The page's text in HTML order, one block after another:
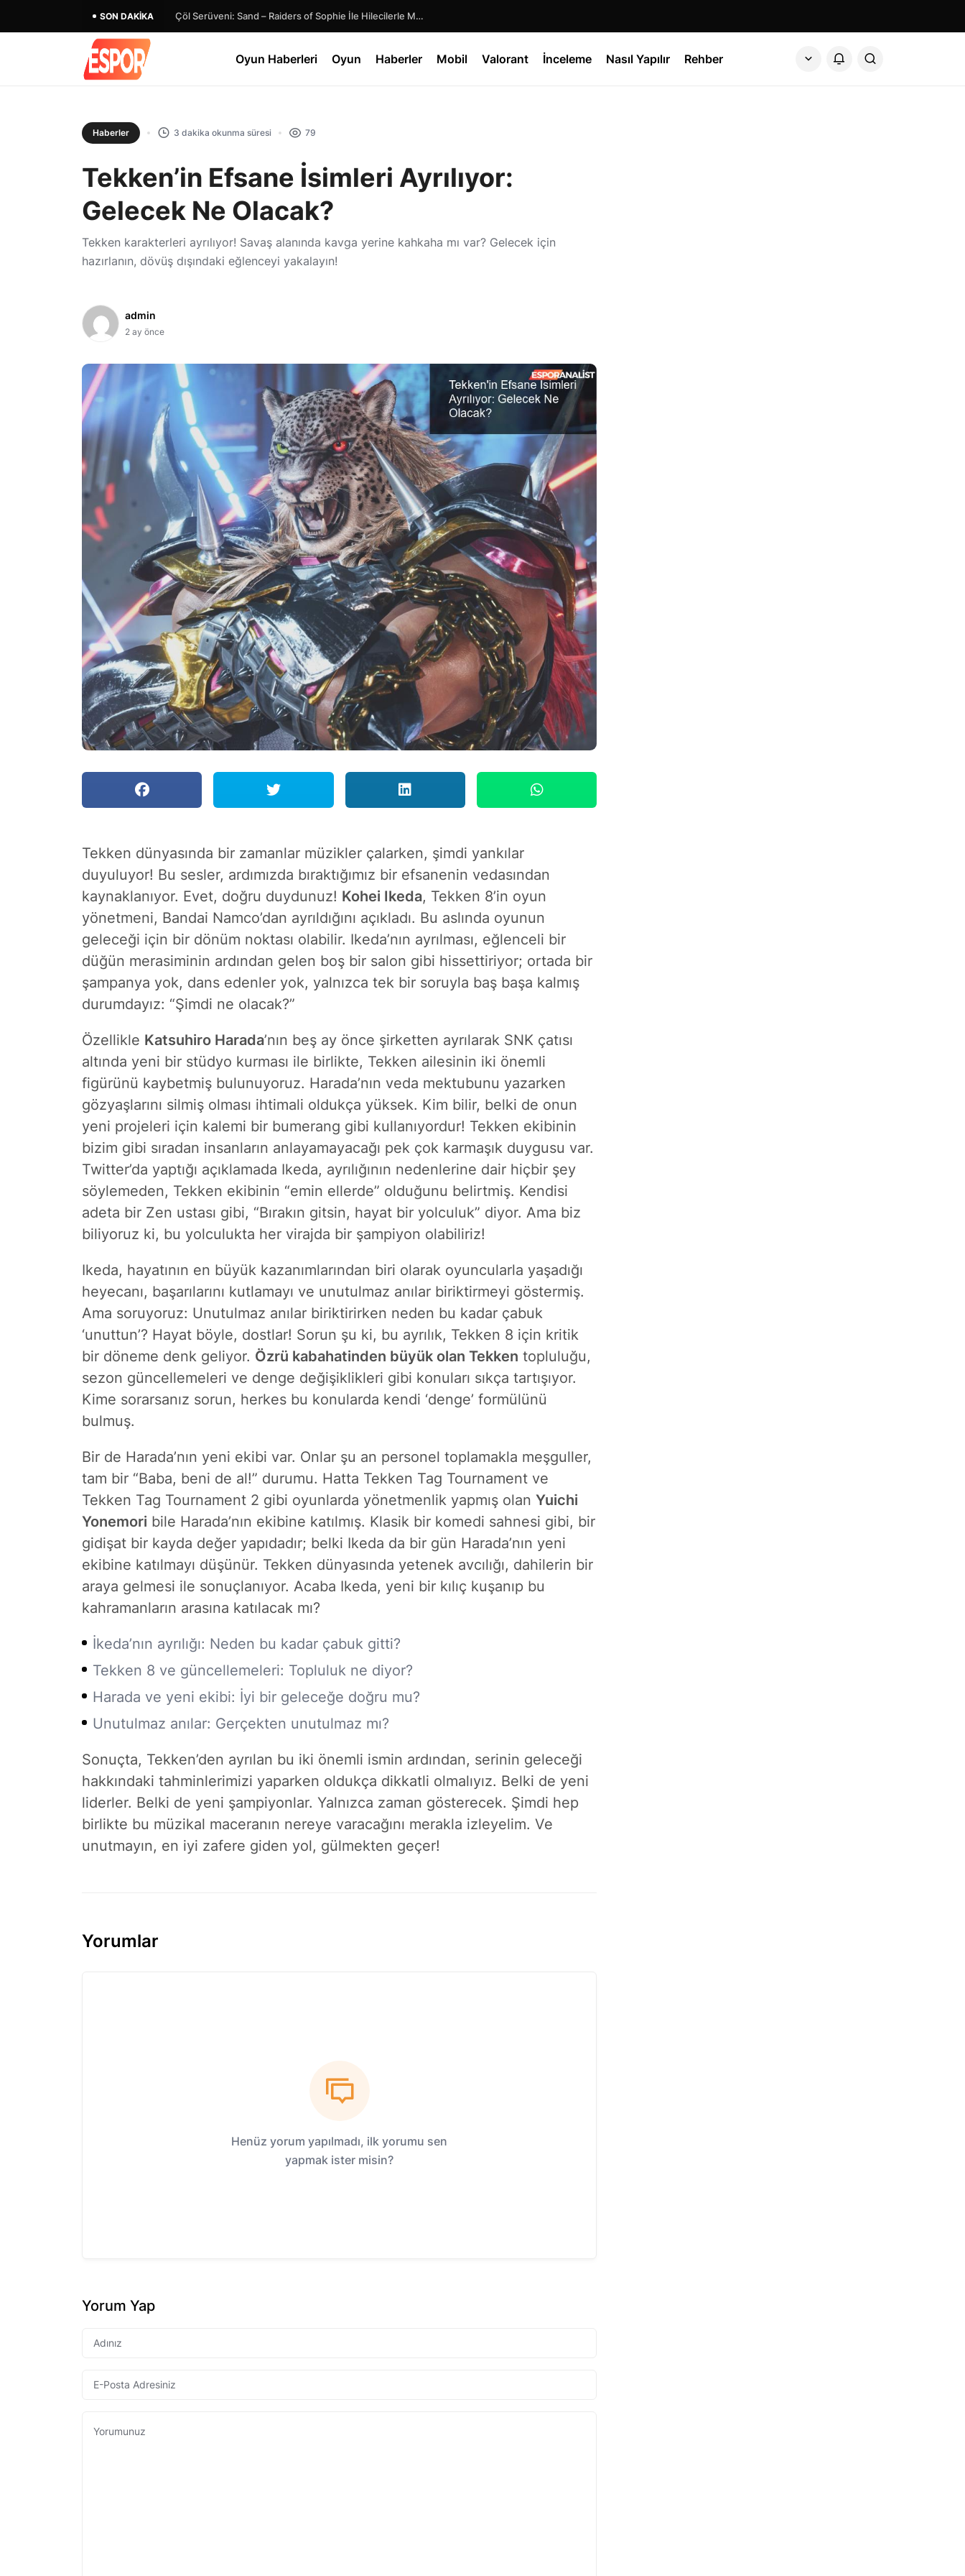
SON DAKIKA Danganronpa 2×2: Heyecan Verici Erteleme ve Yenilikler
Oyun Haberleri Oyun Haberler Mobil Valorant İnceleme Nasıl Yapılır Rehber
Haberler 3 dakika okunma süresi 79
Tekken’in Efsane İsimleri Ayrılıyor:
Gelecek Ne Olacak?
Tekken karakterleri ayrılıyor! Savaş alanında kavga yerine kahkaha mı var? Gelecek için
hazırlanın, dövüş dışındaki eğlenceyi yakalayın!
admin
2 ay önce
Tekken dünyasında bir zamanlar müzikler çalarken, şimdi yankılar
duyuluyor! Bu sesler, ardımızda bıraktığımız bir efsanenin vedasından
kaynaklanıyor. Evet, doğru duydunuz! Kohei Ikeda, Tekken 8’in oyun
yönetmeni, Bandai Namco’dan ayrıldığını açıkladı. Bu aslında oyunun
geleceği için bir dönüm noktası olabilir. Ikeda’nın ayrılması, eğlenceli bir
düğün merasiminin ardından gelen boş bir salon gibi hissettiriyor; ortada bir
şampanya yok, dans edenler yok, yalnızca tek bir soruyla baş başa kalmış
durumdayız: “Şimdi ne olacak?”
Özellikle Katsuhiro Harada’nın beş ay önce şirketten ayrılarak SNK çatısı
altında yeni bir stüdyo kurması ile birlikte, Tekken ailesinin iki önemli
figürünü kaybetmiş bulunuyoruz. Harada’nın veda mektubunu yazarken
gözyaşlarını silmiş olması ihtimali oldukça yüksek. Kim bilir, belki de onun
yeni projeleri için kalemi bir bumerang gibi kullanıyordur! Tekken ekibinin
bizim gibi sıradan insanların anlayamayacağı pek çok karmaşık duygusu var.
Twitter’da yaptığı açıklamada Ikeda, ayrılığının nedenlerine dair hiçbir şey
söylemeden, Tekken ekibinin “emin ellerde” olduğunu belirtmiş. Kendisi
adeta bir Zen ustası gibi, “Bırakın gitsin, hayat bir yolculuk” diyor. Ama biz
biliyoruz ki, bu yolculukta her virajda bir şampiyon olabiliriz!
Ikeda, hayatının en büyük kazanımlarından biri olarak oyuncularla yaşadığı
heyecanı, başarılarını kutlamayı ve unutulmaz anılar biriktirmeyi göstermiş.
Ama soruyoruz: Unutulmaz anılar biriktirirken neden bu kadar çabuk
‘unuttun’? Hayat böyle, dostlar! Sorun şu ki, bu ayrılık, Tekken 8 için kritik
bir döneme denk geliyor. Özrü kabahatinden büyük olan Tekken topluluğu,
sezon güncellemeleri ve denge değişiklikleri gibi konuları sıkça tartışıyor.
Kime sorarsanız sorun, herkes bu konularda kendi ‘denge’ formülünü
bulmuş.
Bir de Harada’nın yeni ekibi var. Onlar şu an personel toplamakla meşguller,
tam bir “Baba, beni de al!” durumu. Hatta Tekken Tag Tournament ve
Tekken Tag Tournament 2 gibi oyunlarda yönetmenlik yapmış olan Yuichi
Yonemori bile Harada’nın ekibine katılmış. Klasik bir komedi sahnesi gibi, bir
gidişat bir kayda değer yapıdadır; belki Ikeda da bir gün Harada’nın yeni
ekibine katılmayı düşünür. Tekken dünyasında yetenek avcılığı, dahilerin bir
araya gelmesi ile sonuçlanıyor. Acaba Ikeda, yeni bir kılıç kuşanıp bu
kahramanların arasına katılacak mı?
İkeda’nın ayrılığı: Neden bu kadar çabuk gitti?
Tekken 8 ve güncellemeleri: Topluluk ne diyor?
Harada ve yeni ekibi: İyi bir geleceğe doğru mu?
Unutulmaz anılar: Gerçekten unutulmaz mı?
Sonuçta, Tekken’den ayrılan bu iki önemli ismin ardından, serinin geleceği
hakkındaki tahminlerimizi yaparken oldukça dikkatli olmalıyız. Belki de yeni
liderler. Belki de yeni şampiyonlar. Yalnızca zaman gösterecek. Şimdi hep
birlikte bu müzikal maceranın nereye varacağını merakla izleyelim. Ve
unutmayın, en iyi zafere giden yol, gülmekten geçer!
Yorumlar
Henüz yorum yapılmadı, ilk yorumu sen
yapmak ister misin?
Yorum Yap